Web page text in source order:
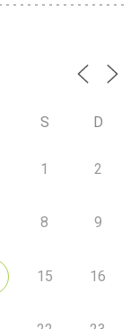
S D
1 2
8 9
15 16